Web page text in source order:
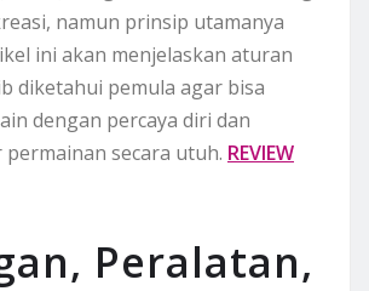
namun prinsip utamanya
ini akan menjelaskan aturan
diketahui pemula agar bisa
dengan percaya diri dan
permainan secara utuh. REVIEW
Peralatan,